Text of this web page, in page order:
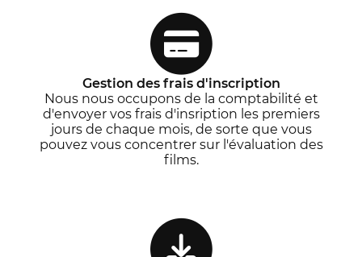
Gestion des frais d'inscription
Nous nous occupons de la comptabilité et
d'envoyer vos frais d'insription les premiers
jours de chaque mois, de sorte que vous
pouvez vous concentrer sur l'évaluation des
films.